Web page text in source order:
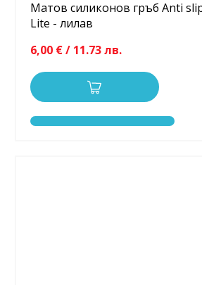
Матов силиконов гръб Anti
Lite - лилав
6,00 € / 11.73 лв.